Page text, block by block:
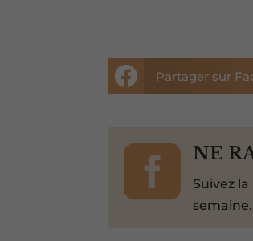
 Partager sur
 NE
Suivez la
semaine.